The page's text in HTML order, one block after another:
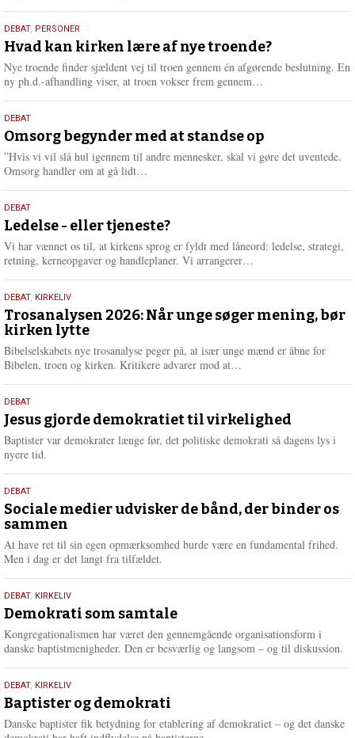
e
r
e
25.
juli
2026
DEBAT, PERSONER
Hvad kan kirken lære af nye troende?
Nye troende finder sjældent vej til troen gennem én afgørende beslutning. En
ny ph.d.-afhandling viser, at troen vokser frem gennem…
e
r
e
9.
juli
2026
DEBAT
Omsorg begynder med at standse op
”Hvis vi vil slå hul igennem til andre mennesker, skal vi gøre det uventede.
Omsorg handler om at gå lidt…
e
r
e
10.
juni
2026
DEBAT
Ledelse - eller tjeneste?
Vi har vænnet os til, at kirkens sprog er fyldt med låneord: ledelse, strategi,
retning, kerneopgaver og handleplaner. Vi arrangerer…
e
2.
juni
2026
DEBAT, KIRKELIV
Trosanalysen 2026: Når unge søger mening, bør
kirken lytte
Bibelselskabets nye trosanalyse peger på, at især unge mænd er åbne for
Bibelen, troen og kirken. Kritikere advarer mod at…
e
r
e
18.
maj
2026
DEBAT
Jesus gjorde demokratiet til virkelighed
Baptister var demokrater længe før, det politiske demokrati så dagens lys i
nyere tid.
18.
maj
2026
DEBAT
Sociale medier udvisker de bånd, der binder os
sammen
At have ret til sin egen opmærksomhed burde være en fundamental frihed.
Men i dag er det langt fra tilfældet.
18.
maj
2026
DEBAT, KIRKELIV
Demokrati som samtale
Kongregationalismen har været den gennemgående organisationsform i
danske baptistmenigheder. Den er besværlig og langsom – og til diskussion.
18.
maj
2026
DEBAT, KIRKELIV
Baptister og demokrati
Danske baptister fik betydning for etablering af demokratiet – og det danske